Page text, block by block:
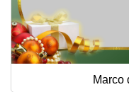
Marco